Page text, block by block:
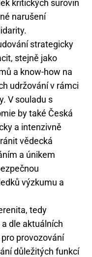
kritických surovin
narušení
strategicky
stejně jako
a know-how na
udržování v rámci
V souladu s
by také Česká
a intenzivně
vědecká
a únikem
výzkumu a
tedy
dle aktuálních
provozování
důležitých funkcí